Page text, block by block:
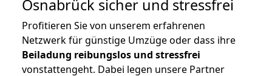
Osnabrück sicher und stressfrei
Profitieren Sie von unserem erfahrenen
Netzwerk für günstige Umzüge oder dass ihre
Beiladung reibungslos und stressfrei
vonstattengeht. Dabei legen unsere Partner